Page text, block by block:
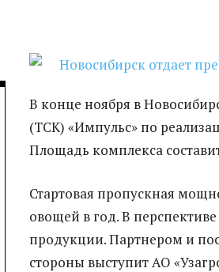
В конце ноября в
(ТСК) «Импульс» по
Площадь комплекса
Стартовая пропускная
овощей в год. В
продукции. Партнером и
стороны выступит АО